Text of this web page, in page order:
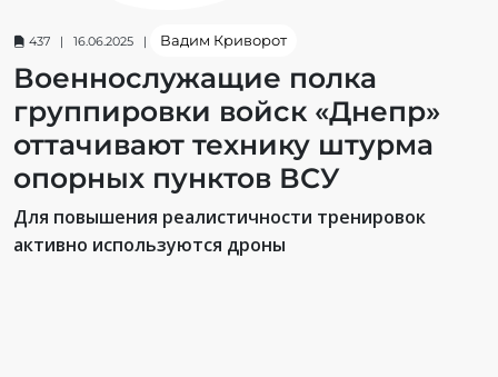
437 | 16.06.2025 | Вадим Криворот
Военнослужащие полка
группировки войск «Днепр»
оттачивают технику штурма
опорных пунктов ВСУ
Для повышения реалистичности тренировок
активно используются дроны